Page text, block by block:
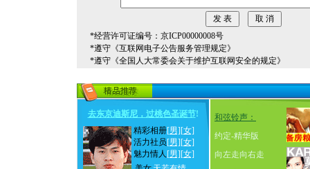
*经营许可证编号：京ICP00000008号
*遵守《互联网电子公告服务管理规定》
*遵守《全国人大常委会关于维护互联网安全的规定》
去东京迪斯尼，过桃色圣诞节!
精彩相册[男][女]
活力社员[男][女]
魅力情人 [男][女]
和弦铃声：
约定-精华版
向左走向右走